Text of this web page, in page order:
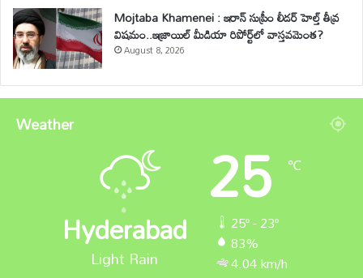
Mojtaba Khamenei : ఇరాన్ సుప్రీం లీడర్ హెల్త్ తీవ్ర
విషమం..ఇజ్రాయిల్ మీడియా రిపోర్ట్‌లో వాస్తవమెంత?
August 8, 2026
Weather
Hyderabad
Light Rain
25 ℃
25º - 23º
83%
4.04 km/h